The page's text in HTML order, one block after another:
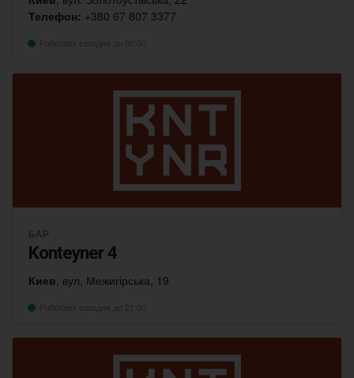
Телефон: +380 67 807 3377
Работает сегодня до 00:00
БАР
Konteyner 4
Киев, вул, Межигірська, 19
Работает сегодня до 21:00